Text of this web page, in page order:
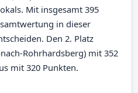
Mit insgesamt 395
in dieser
Den 2. Platz
Rohrhardsberg) mit 352
mit 320 Punkten.